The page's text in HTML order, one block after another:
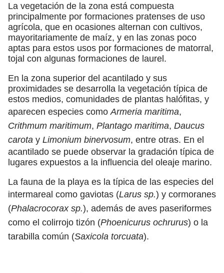
La vegetación de la zona está compuesta
principalmente por formaciones pratenses de uso
agrícola, que en ocasiones alternan con cultivos,
mayoritariamente de maíz, y en las zonas poco
aptas para estos usos por formaciones de matorral,
tojal con algunas formaciones de laurel.
En la zona superior del acantilado y sus
proximidades se desarrolla la vegetación típica de
estos medios, comunidades de plantas halófitas, y
aparecen especies como Armeria maritima,
Crithmum maritimum, Plantago maritima, Daucus
carota y Limonium binervosum, entre otras. En el
acantilado se puede observar la gradación típica de
lugares expuestos a la influencia del oleaje marino.
La fauna de la playa es la típica de las especies del
intermareal como gaviotas (Larus sp.) y cormoranes
(Phalacrocorax sp.), además de aves paseriformes
como el colirrojo tizón (Phoenicurus ochrurus) o la
tarabilla común (Saxicola torcuata).